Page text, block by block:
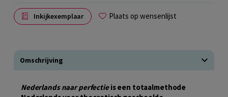
Inkijkexemplaar Plaats op wensenlijst
Omschrijving
Nederlands naar perfectieis een totaalmethode